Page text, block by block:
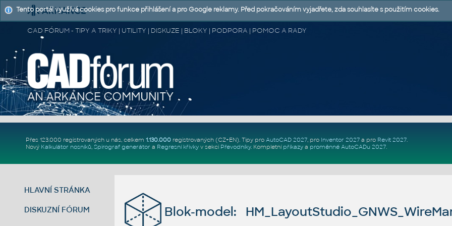
CAD FÓRUM - TIPY A TRIKY | UTILITY | DISKUZE | BLOKY | PODPORA | POMOC A RADY
Přes 123.000 registrovaných u nás, celkem 1.130.000registrovaných (CZ+EN). Tipy pro AutoCAD 2027, pro Inventor 2027a pro Revit 2027.
Nový Kalkulátor nosníků, Spirograf generátor a Regresní křivkyv sekci Převodníky. Kompletní příkazya proměnné AutoCADu 2027.
HLAVNÍ STRÁNKA
DISKUZNÍ FÓRUM Blok-model:
Tento portál využívá cookies pro funkce přihlášení a pro Google reklamy. Před pokračováním vyjadřete, zda souhlasíte s použitím cookies.